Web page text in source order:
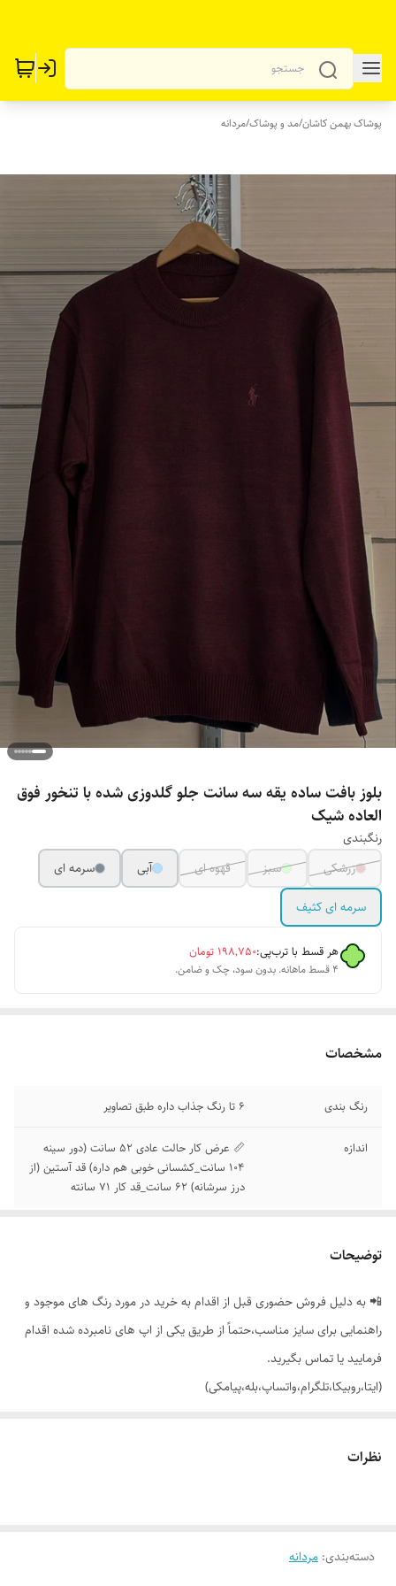
پوشاک بهمن کاشان/مد و پوشاک/مردانه
بلوز بافت ساده یقه سه سانت جلو گلدوزی شده با تنخور فوق
العاده شیک
رنگبندی
زرشکی
سبز قهوه ای آبی
سرمه ای
سرمه ای کثیف
هر قسط با ترب‌پی:۱۹۸٬۷۵۰ تومان
۴ قسط ماهانه. بدون سود، چک و ضامن.
مشخصات
رنگ بندی 6 تا رنگ جذاب داره طبق تصاویر
اندازه
📏 عرض کار حالت عادی 52 سانت (دور سینه
104 سانت_کشسانی خوبی هم داره) قد آستین (از
درز سرشانه) 62 سانت_قد کار 71 سانته
توضیحات
📲 به دلیل فروش حضوری قبل از اقدام به خرید در مورد رنگ های موجود و
راهنمایی برای سایز مناسب،حتماً از طریق یکی از اپ های نامبرده شده اقدام
فرمایید یا تماس بگیرید.
(ایتا،روبیکا،تلگرام،واتساپ،بله،پیامکی)
🎨 رنگ بندیش: 6 تا رنگ جذاب داره طبق تصاویر (یه ذره تفاوت رنگ با عکس
نظرات
دسته‌بندی: مردانه